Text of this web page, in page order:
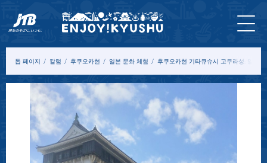
톱 페이지 칼럼 후쿠오카현 일본 문화 체험 후쿠오카현 기타큐슈시 고쿠라성: 일본
홈 페
이지
최신
정보
투어&
체험
입장
권